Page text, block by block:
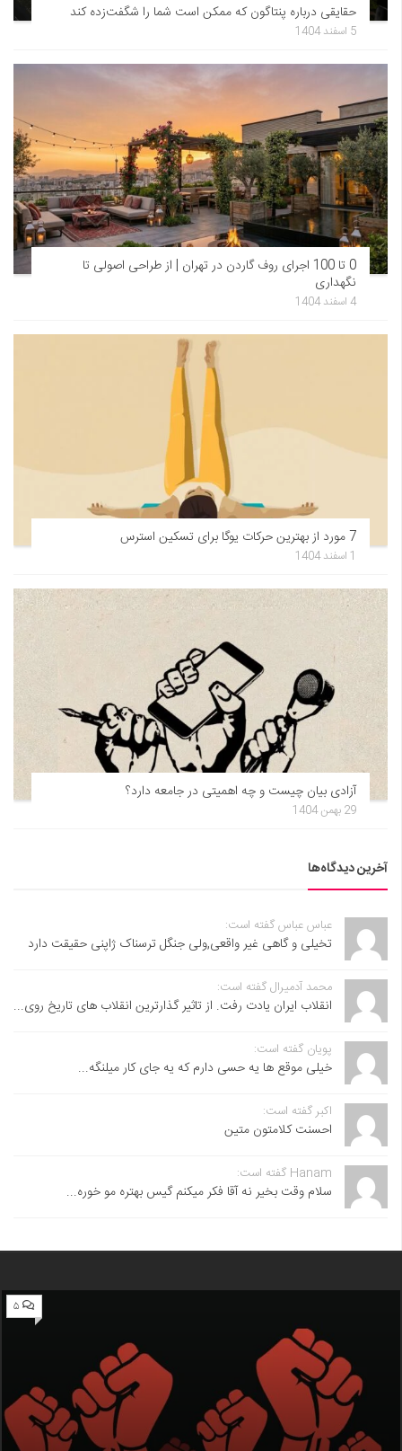
حقایقی درباره پنتاگون که ممکن است شما را شگفت‌زده کند
5 اسفند 1404
0 تا 100 اجرای روف گاردن در تهران | از طراحی اصولی تا
نگهداری
4 اسفند 1404
7 مورد از بهترین حرکات یوگا برای تسکین استرس
1 اسفند 1404
آزادی بیان چیست و چه اهمیتی در جامعه دارد؟
29 بهمن 1404
آخرین دیدگاه‌ها
عباس عباس گفته است:
تخیلی و گاهی غیر واقعی,ولی جنگل ترسناک ژاپنی حقیقت دارد
محمد آدمیرال گفته است:
انقلاب ایران یادت رفت. از تاثیر گذارترین انقلاب های تاریخ روی...
پویان گفته است:
خیلی موقع ها یه حسی دارم که یه جای کار میلنگه...
اکبر گفته است:
احسنت ‌کلامتون متین
Hanam گفته است:
سلام وقت بخیر نه آقا فکر میکنم گیس بهتره مو خوره...
۵